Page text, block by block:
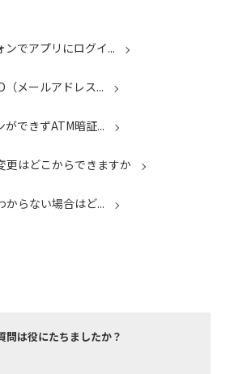
でアプリにログイ...
メールアドレス...
できずATM暗証...
更はどこからできますか
からない場合はど...
問は役にたちましたか？